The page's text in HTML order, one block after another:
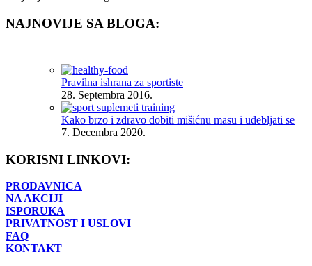
NAJNOVIJE SA BLOGA:
Pravilna ishrana za sportiste
28. Septembra 2016.
Kako brzo i zdravo dobiti mišićnu masu i udebljati se
7. Decembra 2020.
KORISNI LINKOVI:
PRODAVNICA
NA AKCIJI
ISPORUKA
PRIVATNOST I USLOVI
FAQ
KONTAKT